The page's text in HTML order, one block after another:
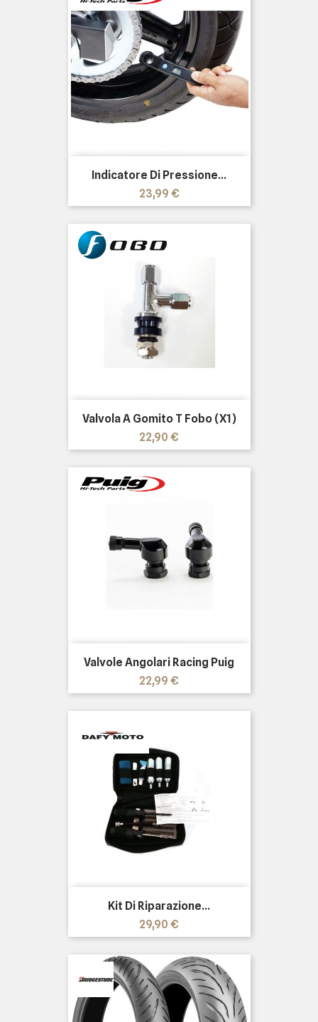
Indicatore Di Pressione...
Prezzo
23,99 €
Valvola A Gomito T Fobo (x1)
Prezzo
22,90 €
Valvole Angolari Racing Puig
Prezzo
22,99 €
Kit Di Riparazione...
Prezzo
29,90 €